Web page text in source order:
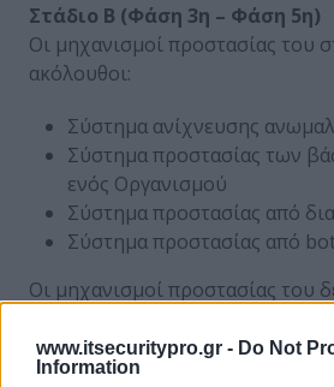
www.itsecuritypro.gr - Do Not
Information
Στάδιο Β (Φάση 3η – Φάση 5η)
Οι μηχανισμοί προστασίας του
ακόλουθοι:
Σύστημα ανίχνευσης
Σύστημα προστασίας των
ενός Οργανισμού
Σύστημα προστασίας από
Σύστημα προστασίας από
Οι μηχανισμοί προστασίας του
μετά την ολοκλήρωση της
(φάση 2η) και έχουν ως στόχο